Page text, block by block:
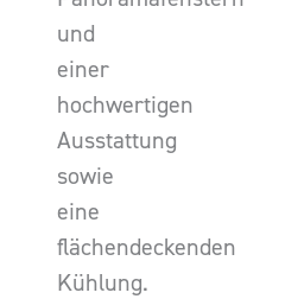
und
einer
hochwertigen
Ausstattung
sowie
eine
flächendeckenden
Kühlung.